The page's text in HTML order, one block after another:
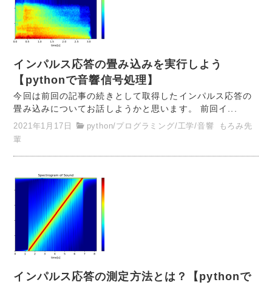
インパルス応答の畳み込みを実行しよう
【pythonで音響信号処理】
今回は前回の記事の続きとして取得したインパルス応答の
畳み込みについてお話しようかと思います。 前回イ...
2021年1月17日
python/プログラミング/工学/音響
もろみ先
輩
インパルス応答の測定方法とは？【pythonで